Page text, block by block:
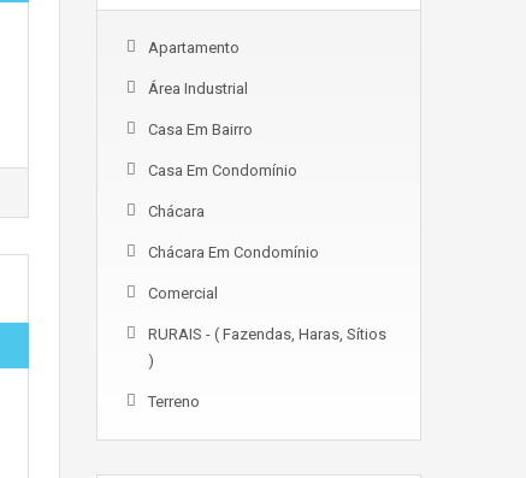
Apartamento
Área Industrial
Casa Em Bairro
Casa Em Condomínio
Chácara
Chácara Em Condomínio
Comercial
RURAIS - ( Fazendas, Haras, Sítios
)
Terreno